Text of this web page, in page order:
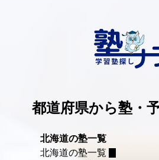
都道府県から塾・
北海道の塾一覧
北海道の塾一覧